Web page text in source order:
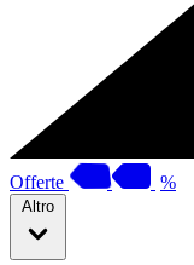
Offerte %
Altro